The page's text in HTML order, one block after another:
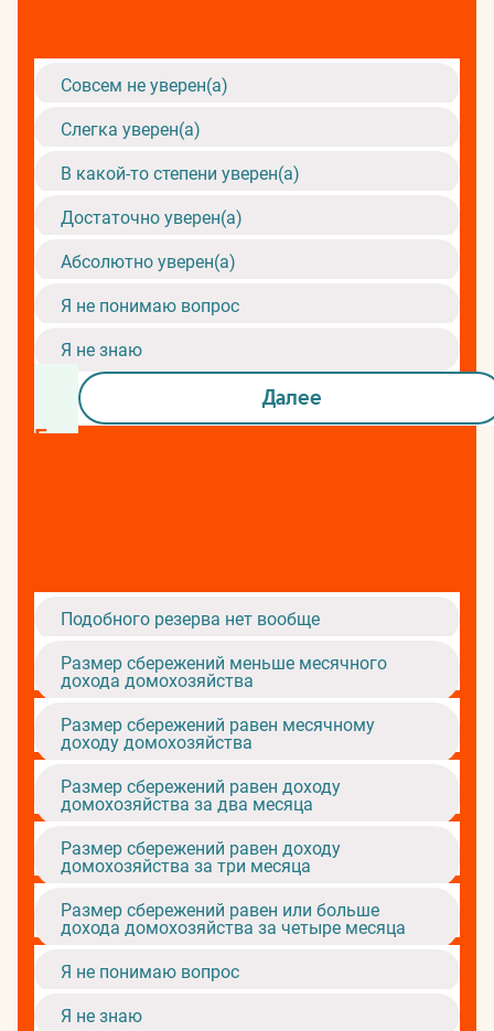
Совсем не уверен(а)
Слегка уверен(а)
В какой-то степени уверен(а)
Достаточно уверен(а)
Абсолютно уверен(а)
Я не понимаю вопрос
Я не знаю
Далее
Есть ли у Вашего домохозяйства
Подобного резерва нет вообще
Размер сбережений меньше месячного
дохода домохозяйства
Размер сбережений равен месячному
доходу домохозяйства
Размер сбережений равен доходу
домохозяйства за два месяца
Размер сбережений равен доходу
домохозяйства за три месяца
Размер сбережений равен или больше
дохода домохозяйства за четыре месяца
Я не понимаю вопрос
Я не знаю